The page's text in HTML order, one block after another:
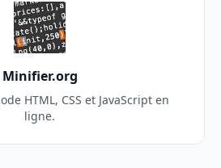
Minifier.org
HTML, CSS et JavaScript en
ligne.